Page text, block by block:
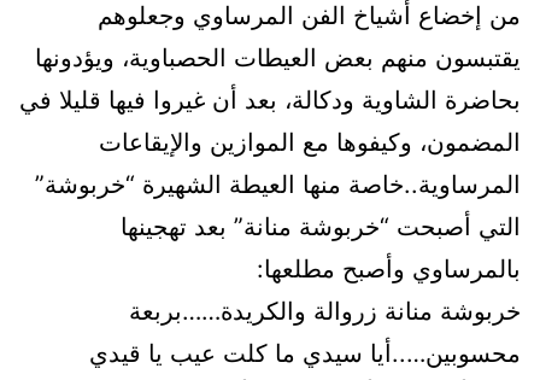
من إخضاع أشياخ الفن المرساوي وجعلوهم
يقتبسون منهم بعض العيطات الحصباوية، ويؤدونها
بحاضرة الشاوية ودكالة، بعد أن غيروا فيها قليلا في
المضمون، وكيفوها مع الموازين والإيقاعات
المرساوية..خاصة منها العيطة الشهيرة “خربوشة”
التي أصبحت “خربوشة منانة” بعد تهجينها
بالمرساوي وأصبح مطلعها:
خربوشة منانة زروالة والكريدة……بربعة
محسوبين…..أيا سيدي ما كلت عيب يا قيدي